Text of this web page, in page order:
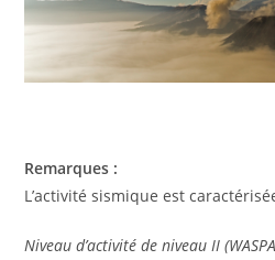
Remarques :
L’activité sismique est
Niveau d’activité de niveau II